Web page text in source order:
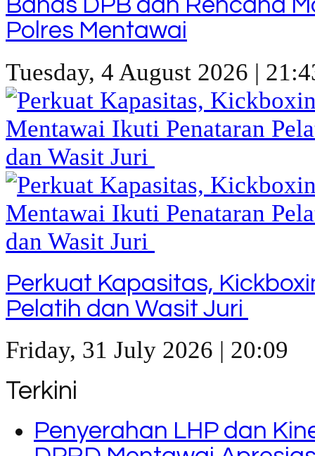
Bahas DPB dan Rencana
Polres Mentawai
Tuesday, 4 August 2026 |
Perkuat Kapasitas,
Pelatih dan Wasit Juri
Friday, 31 July 2026 | 20:09
Terkini
Penyerahan LHP dan